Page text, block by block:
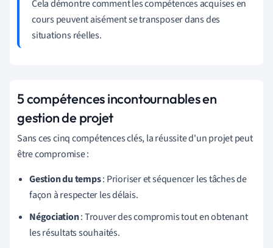
Cela démontre comment les compétences acquises en
cours peuvent aisément se transposer dans des
situations réelles.
5 compétences incontournables en
gestion de projet
Sans ces cinq compétences clés, la réussite d'un projet peut
être compromise :
Gestion du temps: Prioriser et séquencer les tâches de
façon à respecter les délais.
Négociation: Trouver des compromis tout en obtenant
les résultats souhaités.